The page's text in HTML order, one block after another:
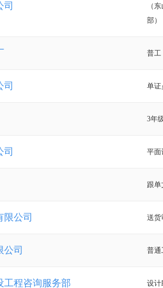
司
（
部）
普工
司 单证
3年
司 平面
跟单
限公司 送货
公司 普通
工程咨询服务部 设计